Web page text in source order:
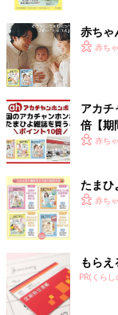
りキツくなり、余
っきりタメ口にな
は話せなくなるも
「上の子のときは
半よりは短いだろ
痛に耐えてもなか
くりするくらい太
出産後、先生から
は…なかなかよ！こ
と、笑いながら言
でオムツはLサイズ
ビー服を着ています
「私はじっとして
ですが、手術中は
理なので、麻酔の
赤ちゃ
赤ち
アカチ
倍【期
赤ち
たまひ
赤ち
もら
PR(くら